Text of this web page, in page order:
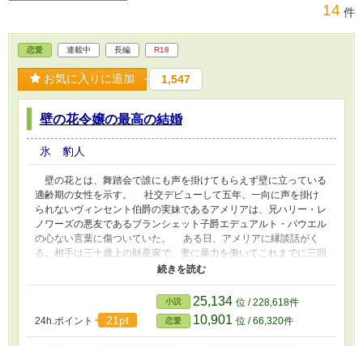
14 件
恋愛 連載中 長編 R18
お気に入りに追加 1,547
壁の花令嬢の最高の結婚
氷 豹人
壁の花とは、舞踏会で誰にも声を掛けてもらえず壁に立っている
適齢期の女性を示す。 社交デビューして五年、一向に声を掛け
られないヴィンセント伯爵の実妹であるアメリアは、兄ハリー・レ
ノワーズの悪友であるブランシェット子爵エデュアルト・パウエル
の心ない言葉に傷ついていた。 ある日、アメリアに縁談話がく
る。相手は三十歳上の財産家で、妻に暴力を働いてこれまでに三回
離縁を繰り返していると噂の男だった。 アメリアは自棄になっ
て家出を決行する。 行く当てもなく彷徨いていると、たまたま
賭博場に行く途中のエデュアルトに出会した。 そんなとき、彼
が暴漢に襲われてしまう。 助けたアメリアは、背中に消えない
傷を負ってしまった。 乙女に一生の傷を背負わせてしまったエ
デュアルトは、心底反省しているようだ。 「俺が出来ることなら
24h.ポイント 21pt
小説 25,134 位 / 228,618件
恋愛 10,901 位 / 66,320件